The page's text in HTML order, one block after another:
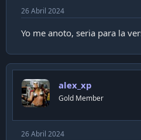
26 Abril 2024
Yo me anoto, seria para la
alex_xp
Gold Member
26 Abril 2024